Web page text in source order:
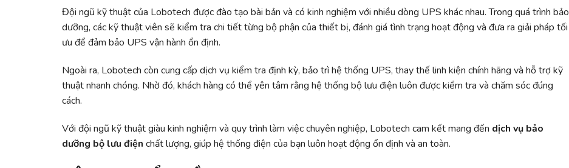
Đội ngũ kỹ thuật của Lobotech được đào tạo bài bản và có kinh nghiệm với nhiều dòng UPS khác nhau. Trong quá trình bảo
dưỡng, các kỹ thuật viên sẽ kiểm tra chi tiết từng bộ phận của thiết bị, đánh giá tình trạng hoạt động và đưa ra giải pháp tối
ưu để đảm bảo UPS vận hành ổn định.
Ngoài ra, Lobotech còn cung cấp dịch vụ kiểm tra định kỳ, bảo trì hệ thống UPS, thay thế linh kiện chính hãng và hỗ trợ kỹ
thuật nhanh chóng. Nhờ đó, khách hàng có thể yên tâm rằng hệ thống bộ lưu điện luôn được kiểm tra và chăm sóc đúng
cách.
Với đội ngũ kỹ thuật giàu kinh nghiệm và quy trình làm việc chuyên nghiệp, Lobotech cam kết mang đến dịch vụ bảo
dưỡng bộ lưu điện chất lượng, giúp hệ thống điện của bạn luôn hoạt động ổn định và an toàn.